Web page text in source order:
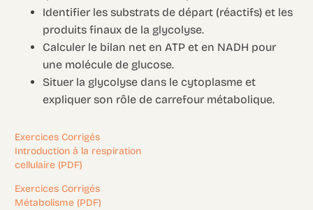
Identifier les substrats de départ (réactifs) et les
produits finaux de la glycolyse.
Calculer le bilan net en ATP et en NADH pour
une molécule de glucose.
Situer la glycolyse dans le cytoplasme et
expliquer son rôle de carrefour métabolique.
Exercices Corrigés
Introduction à la respiration
cellulaire (PDF)
Exercices Corrigés
Métabolisme (PDF)